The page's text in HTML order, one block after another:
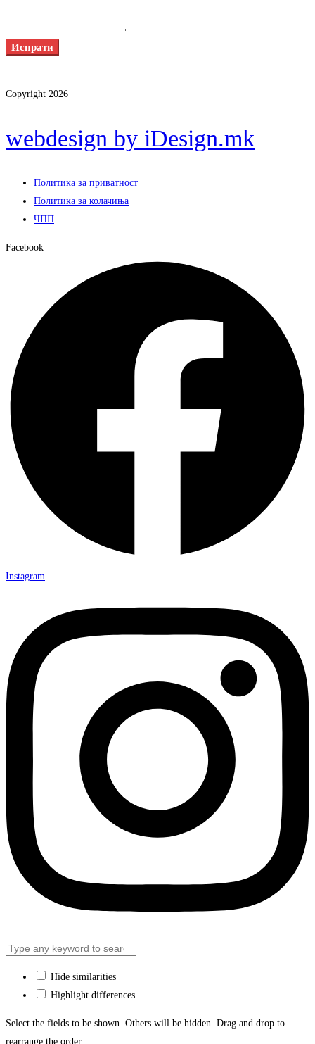
Испрати
Copyright 2026
webdesign by iDesign.mk
Политика за приватност
Политика за колачиња
ЧПП
Facebook
Instagram
Hide similarities
Highlight differences
Select the fields to be shown. Others will be hidden. Drag and drop to
rearrange the order.